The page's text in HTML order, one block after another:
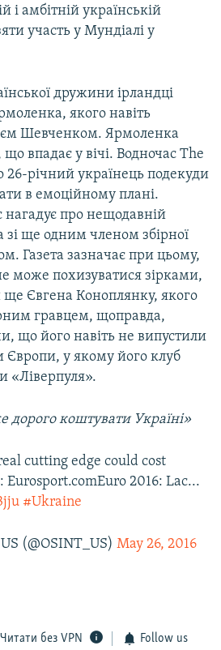
і амбітній українській
участь у Мундіалі у
дружини ірландці
якого навіть
Шевченком. Ярмоленка
впадає у вічі. Водночас The
річний українець подекуди
в емоційному плані.
про нещодавній
ще одним членом збірної
Газета зазначає при цьому,
може похизуватися зірками,
ще Євгена Коноплянку, якого
гравцем, щоправда,
що його навіть не випустили
Європи, у якому його клуб
«Ліверпуля».
дорого коштувати Україні»
cutting edge could cost
2016: Lac...
#Ukraine
(@OSINT_US) May 26, 2016
Читати без VPN Follow us